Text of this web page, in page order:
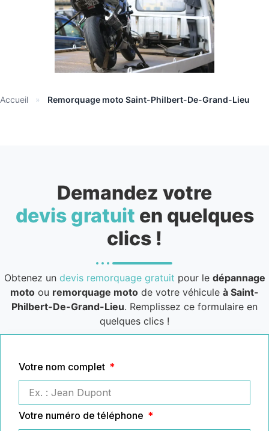
Accueil » Remorquage moto Saint-Philbert-De-Grand-Lieu
Demandez votre
devis gratuit en quelques
clics !
Obtenez un devis remorquage gratuit pour le dépannage
moto ou remorquage moto de votre véhicule à Saint-
Philbert-De-Grand-Lieu. Remplissez ce formulaire en
quelques clics !
Votre nom complet
Votre numéro de téléphone